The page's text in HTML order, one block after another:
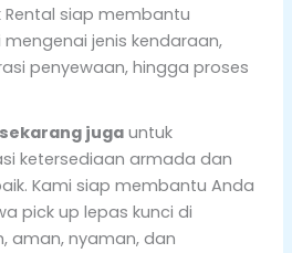
Rental siap membantu
jenis kendaraan,
penyewaan, hingga proses
jugauntuk
ketersediaan armada dan
Kami siap membantu Anda
pick up lepas kunci di
aman, nyaman, dan